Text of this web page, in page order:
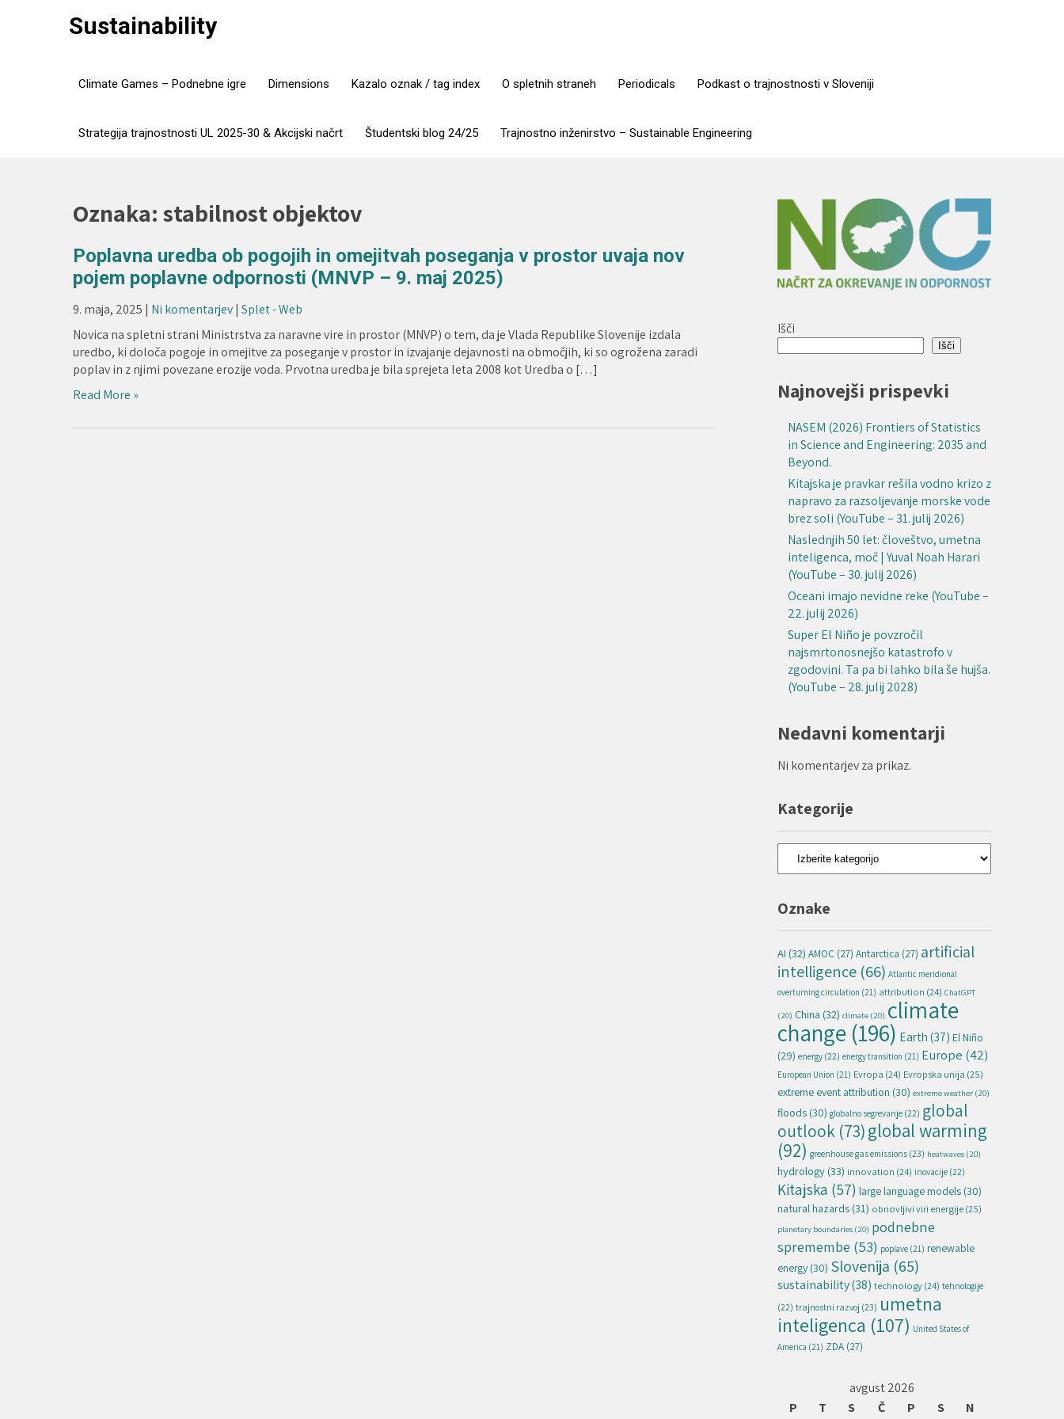
Sustainability
Climate Games – Podnebne igre Dimensions Kazalo oznak / tag index O spletnih straneh Periodicals Podkast o trajnostnosti v Sloveniji
Strategija trajnostnosti UL 2025-30 & Akcijski načrt Študentski blog 24/25 Trajnostno inženirstvo – Sustainable Engineering
Oznaka: stabilnost objektov
Poplavna uredba ob pogojih in omejitvah poseganja v prostor uvaja nov
pojem poplavne odpornosti (MNVP – 9. maj 2025)
9. maja, 2025 | Ni komentarjev| Splet - Web
Novica na spletni strani Ministrstva za naravne vire in prostor (MNVP) o tem, da je Vlada Republike Slovenije izdala
uredbo, ki določa pogoje in omejitve za poseganje v prostor in izvajanje dejavnosti na območjih, ki so ogrožena zaradi
poplav in z njimi povezane erozije voda. Prvotna uredba je bila sprejeta leta 2008 kot Uredba o […]
Read More »
Išči
Išči
Najnovejši prispevki
NASEM (2026) Frontiers of Statistics
in Science and Engineering: 2035 and
Beyond.
Kitajska je pravkar rešila vodno krizo z
napravo za razsoljevanje morske vode
brez soli (YouTube – 31. julij 2026)
Naslednjih 50 let: človeštvo, umetna
inteligenca, moč | Yuval Noah Harari
(YouTube – 30. julij 2026)
Oceani imajo nevidne reke (YouTube –
22. julij 2026)
Super El Niño je povzročil
najsmrtonosnejšo katastrofo v
zgodovini. Ta pa bi lahko bila še hujša.
(YouTube – 28. julij 2028)
Nedavni komentarji
Ni komentarjev za prikaz.
Kategorije
Kategorije
Oznake
AI (32) AMOC (27) Antarctica (27) artificial
intelligence (66) Atlantic meridional
overturning circulation (21) attribution (24) ChatGPT
(20) China (32) climate (20) climate
change (196) Earth (37) El Niño
(29) energy (22) energy transition (21) Europe (42)
European Union (21) Evropa (24) Evropska unija (25)
extreme event attribution (30) extreme weather (20)
floods (30) globalno segrevanje (22) global
outlook (73)global warming
(92) greenhouse gas emissions (23) heatwaves (20)
hydrology(33) innovation (24) inovacije (22)
Kitajska (57) large language models (30)
natural hazards (31) obnovljivi viri energije(25)
planetary boundaries (20) podnebne
spremembe (53) poplave (21) renewable
energy (30) Slovenija (65)
sustainability(38) technology(24) tehnologije
(22) trajnostni razvoj (23) umetna
inteligenca (107) United States of
America (21) ZDA (27)
avgust 2026
P
T S Č P S N